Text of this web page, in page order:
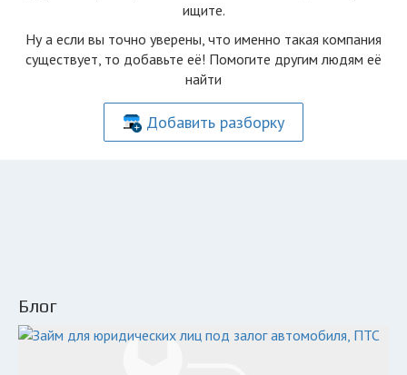
ищите.
Ну а если вы точно уверены, что именно такая компания
существует, то добавьте её! Помогите другим людям её
найти
Добавить разборку
Блог